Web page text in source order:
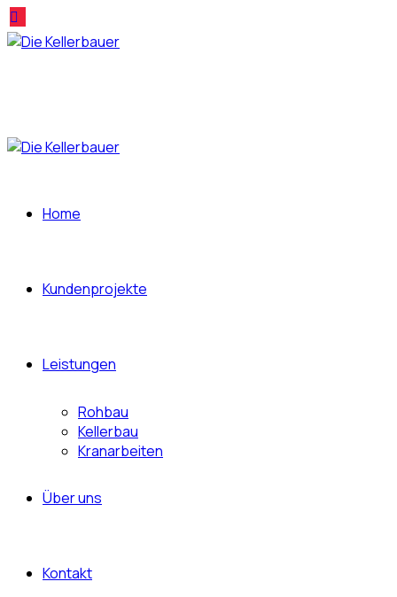
Home
Kundenprojekte
Leistungen
Rohbau
Kellerbau
Kranarbeiten
Über uns
Kontakt